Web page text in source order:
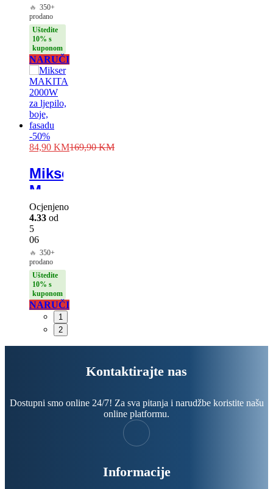
🔥 350+
prodano
Uštedite
10% s
kuponom
NARUČI
-50%
84,90 KM169,90KM
Mikser
MAKITA
2000W
za
ljepilo,
boje,
fasadu
Ocjenjeno
4.33 od
5
06
🔥 350+
prodano
Uštedite
10% s
kuponom
NARUČI
1
2
Kontaktirajte nas
Dostupni smo online 24/7! Za sva pitanja i narudžbe koristite našu
online platformu.
Informacije